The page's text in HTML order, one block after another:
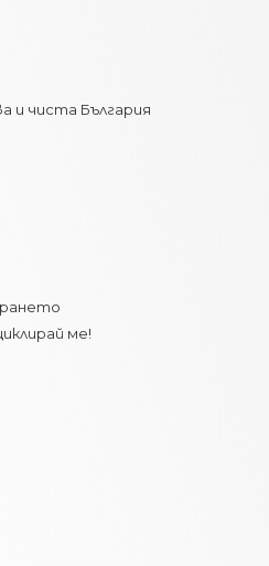
и чиста България
ме!